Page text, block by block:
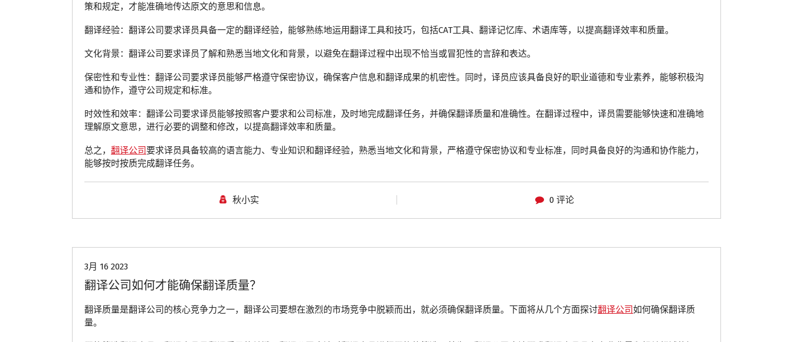
策和规定，才能准确地传达原文的意思和信息。
翻译经验：翻译公司要求译员具备一定的翻译经验，能够熟练地运用翻译工具和技巧，包括CAT工具、翻译记忆库、术语库等，以提高翻译效率和质量。
文化背景：翻译公司要求译员了解和熟悉当地文化和背景，以避免在翻译过程中出现不恰当或冒犯性的言辞和表达。
保密性和专业性：翻译公司要求译员能够严格遵守保密协议，确保客户信息和翻译成果的机密性。同时，译员应该具备良好的职业道德和专业素养，能够积极沟
通和协作，遵守公司规定和标准。
时效性和效率：翻译公司要求译员能够按照客户要求和公司标准，及时地完成翻译任务，并确保翻译质量和准确性。在翻译过程中，译员需要能够快速和准确地
理解原文意思，进行必要的调整和修改，以提高翻译效率和质量。
总之， 翻译公司要求译员具备较高的语言能力、专业知识和翻译经验，熟悉当地文化和背景，严格遵守保密协议和专业标准，同时具备良好的沟通和协作能力，
能够按时按质完成翻译任务。
秋小实 0 评论
3月 16 2023
翻译公司如何才能确保翻译质量？
翻译质量是翻译公司的核心竞争力之一，翻译公司要想在激烈的市场竞争中脱颖而出，就必须确保翻译质量。下面将从几个方面探讨翻译公司如何确保翻译质
量。